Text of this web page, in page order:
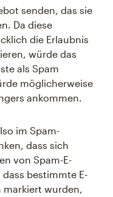
senden, das sie
Da diese
die Erlaubnis
würde das
als Spam
möglicherweise
ankommen.
im Spam-
dass sich
von Spam-E-
bestimmte E-
markiert wurden,